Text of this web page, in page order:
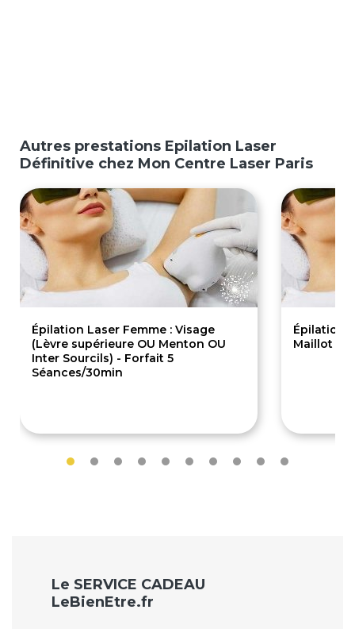
Autres prestations Epilation Laser
Définitive chez Mon Centre Laser Paris
Épilation Laser Femme : Visage
(Lèvre supérieure OU Menton OU
Inter Sourcils) - Forfait 5
Séances/30min
Épilation
Maillot
Le SERVICE CADEAU
LeBienEtre.fr